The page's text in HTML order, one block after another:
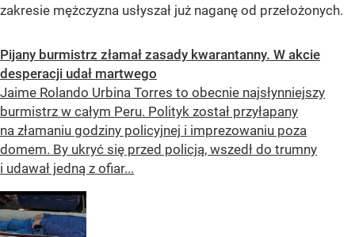
zakresie mężczyzna usłyszał już naganę od przełożonych.
Pijany burmistrz złamał zasady kwarantanny. W akcie
desperacji udał martwego
Jaime Rolando Urbina Torres to obecnie najsłynniejszy
burmistrz w całym Peru. Polityk został przyłapany
na złamaniu godziny policyjnej i imprezowaniu poza
domem. By ukryć się przed policją, wszedł do trumny
i udawał jedną z ofiar...